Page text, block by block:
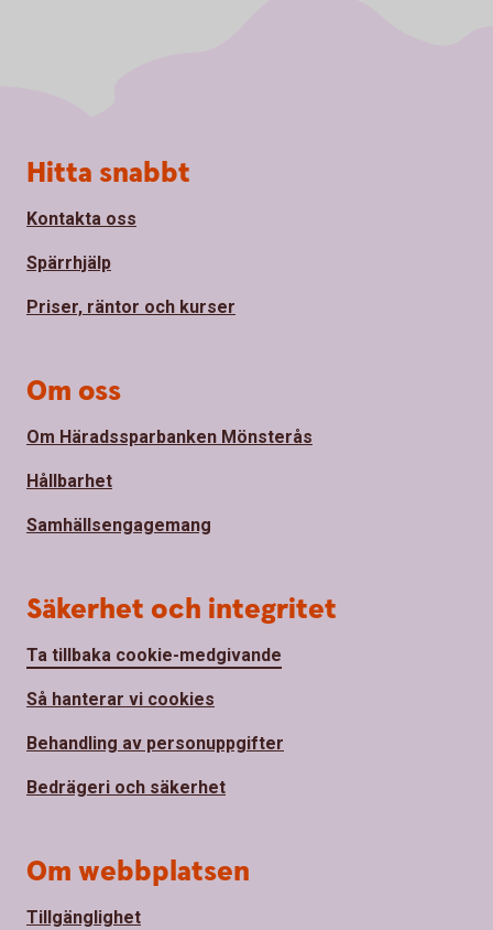
Sidfot
Hitta snabbt
Kontakta oss
Spärrhjälp
Priser, räntor och kurser
Om oss
Om Häradssparbanken Mönsterås
Hållbarhet
Samhällsengagemang
Säkerhet och integritet
Ta tillbaka cookie-medgivande
Så hanterar vi cookies
Behandling av personuppgifter
Bedrägeri och säkerhet
Om webbplatsen
Tillgänglighet